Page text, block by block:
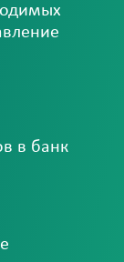
в банк